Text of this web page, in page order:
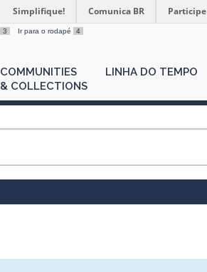
Simplifique! Comunica BR Participe
3 Ir para o rodapé 4
COMMUNITIES
& COLLECTIONS
LINHA DO TEMPO